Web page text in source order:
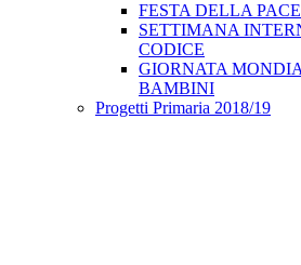
FESTA DELLA
SETTIMANA
CODICE
GIORNATA
BAMBINI
Progetti Primaria 2018/19